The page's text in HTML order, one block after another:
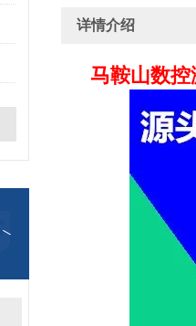
详情介绍
马鞍山数